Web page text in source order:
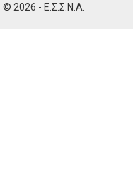
© 2026 - Ε.Σ.Σ.Ν.Α.